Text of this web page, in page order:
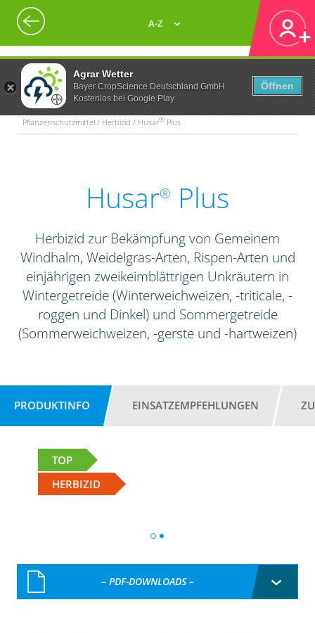
Agrar Wetter
Bayer CropScience Deutschland GmbH
Kostenlos bei Google Play
Öffnen
A-Z
Pflanzenschutzmittel / Herbizid / Husar® Plus
Husar® Plus
Herbizid zur Bekämpfung von Gemeinem
Windhalm, Weidelgras-Arten, Rispen-Arten und
einjährigen zweikeimblättrigen Unkräutern in
Wintergetreide (Winterweichweizen, -triticale, -
roggen und Dinkel) und Sommergetreide
(Sommerweichweizen, -gerste und -hartweizen)
PRODUKTINFO EINSATZEMPFEHLUNGEN
TOP
HERBIZID
– PDF-DOWNLOADS –